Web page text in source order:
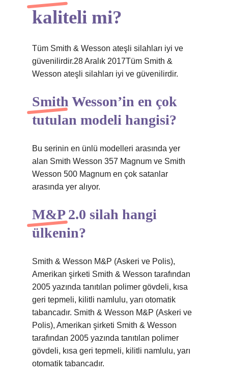
kaliteli mi?
Tüm Smith & Wesson ateşli silahları iyi ve
güvenilirdir.28 Aralık 2017Tüm Smith &
Wesson ateşli silahları iyi ve güvenilirdir.
Smith Wesson’in en çok
tutulan modeli hangisi?
Bu serinin en ünlü modelleri arasında yer
alan Smith Wesson 357 Magnum ve Smith
Wesson 500 Magnum en çok satanlar
arasında yer alıyor.
M&P 2.0 silah hangi
ülkenin?
Smith & Wesson M&P (Askeri ve Polis),
Amerikan şirketi Smith & Wesson tarafından
2005 yazında tanıtılan polimer gövdeli, kısa
geri tepmeli, kilitli namlulu, yarı otomatik
tabancadır. Smith & Wesson M&P (Askeri ve
Polis), Amerikan şirketi Smith & Wesson
tarafından 2005 yazında tanıtılan polimer
gövdeli, kısa geri tepmeli, kilitli namlulu, yarı
otomatik tabancadır.